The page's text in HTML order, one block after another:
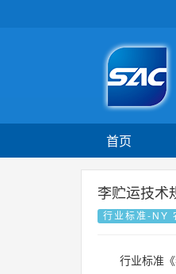
首页
李贮运技术
行业标准-NY
行业标准